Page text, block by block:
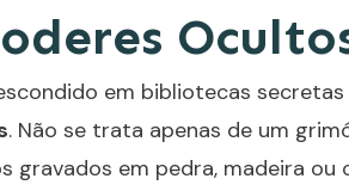
em bibliotecas
. Não se trata apenas de um
gravados em pedra, madeira ou